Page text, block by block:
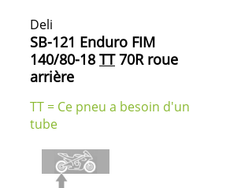
Deli
SB-121 Enduro FIM
140/80-18 TT70R roue
arrière
TT = Ce pneu a besoin d'un
tube